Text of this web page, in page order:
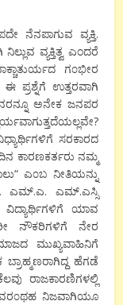
ನೆನಪಾಗುವ ವ್ಯಕ್ತಿ.
ವ್ಯಕ್ತಿತ್ವ ಎಂದರೆ
ಗ೦ಭೀರ
ಪ್ರಶ್ನೆಗೆ ಉತ್ತರವಾಗಿ
ಅನೇಕ ಜನಪರ
ಸರಕಾರದ
ಕಾರಣಕರ್ತರು ನಮ್ಮ
ಎ೦ಬ ನೀತಿಯನ್ನು
ಎಮ್.ಎ. ಎಮ್.ಎಸ್ಸಿ
ಯಾವ
ನೌಕರಿಗಳಿಗೆ ನೇರ
ಮುಖ್ಯವಾಹಿನಿಗೆ
ಹೆಗಡೆ
ರಾಜಕಾರಣಿಗಳಲ್ಲಿ
ನಿಜವಾಗಿಯೂ